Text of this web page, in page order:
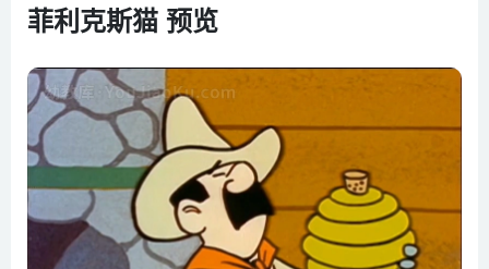
07. 护林员菲力猫
09. 被控制的斯尼夫
10. 挖金矿
11. 菲力猫拯救地球
12. 寻找稀有硬币
13. 如何赶走老鼠
14. 菲力猫的奇迹长椅
菲利克斯猫 预览